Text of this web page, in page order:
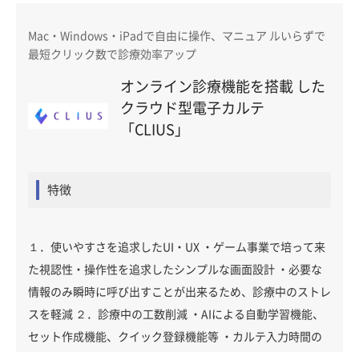
Mac・Windows・iPadで自由に操作、マニュア ルいらずで
最短クリック数で診療効率アップ
オンライン診療機能を搭載 した
クラウド型電子カルテ
「CLIUS」
特徴
１．使いやすさを追求したUI・UX ・ゲーム事業で培って来
た視認性・操作性を追求したシンプルな画面設計 ・必要な
情報のみ瞬時に呼び出すことが出来るため、診療中のストレ
スを軽減 ２．診療中の工数削減 ・AIによる自動学習機能、
セット作成機能、クイック登録機能等 ・カルテ入力時間の